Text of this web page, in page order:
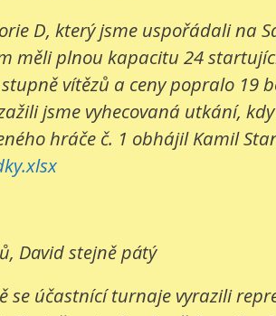
D, který jsme uspořádali na
měli plnou kapacitu 24
vítězů a ceny popralo 19
jsme vyhecovaná utkání,
hráče č. 1 obhájil Kamil
David stejně pátý
se účastnící turnaje vyrazili